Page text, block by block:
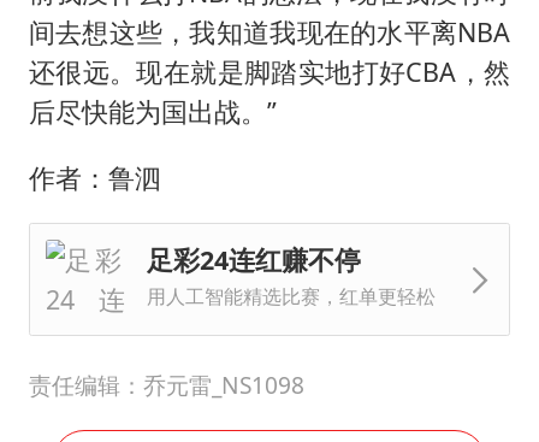
间去想这些，我知道我现在的水平离NBA
还很远。现在就是脚踏实地打好CBA，然
后尽快能为国出战。”
作者：鲁泗
足彩24连红赚不停
用人工智能精选比赛，红单更轻松
责任编辑：乔元雷_NS1098